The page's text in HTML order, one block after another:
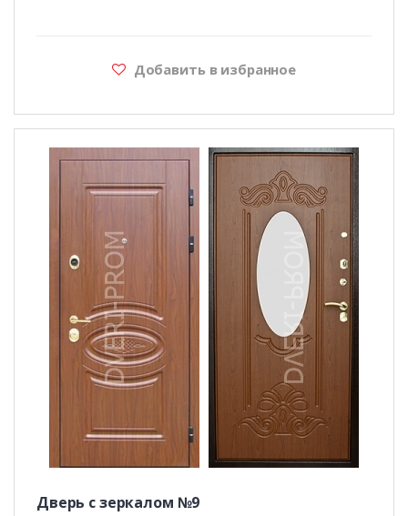
Добавить в избранное
Дверь с зеркалом №9